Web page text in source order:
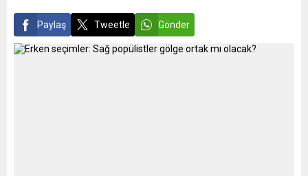
Paylaş Tweetle Gönder